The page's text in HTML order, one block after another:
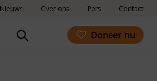
Nieuws Over ons Pers Contact
Doneer nu